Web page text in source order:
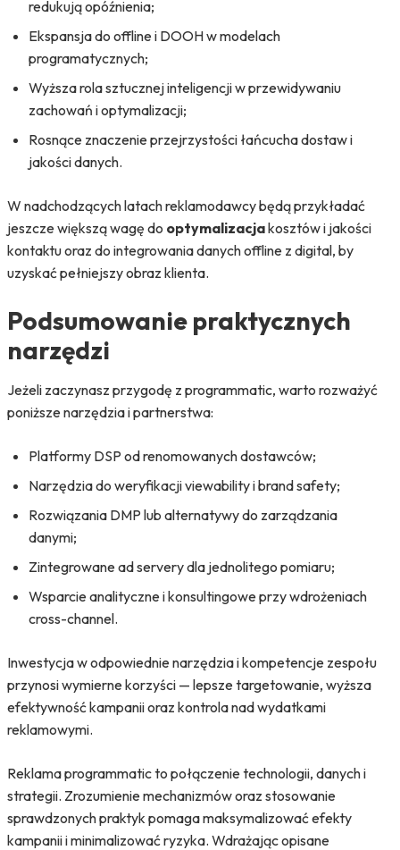
redukują opóźnienia;
Ekspansja do offline i DOOH w modelach
programatycznych;
Wyższa rola sztucznej inteligencji w przewidywaniu
zachowań i optymalizacji;
Rosnące znaczenie przejrzystości łańcucha dostaw i
jakości danych.
W nadchodzących latach reklamodawcy będą przykładać
jeszcze większą wagę do optymalizacjakosztów i jakości
kontaktu oraz do integrowania danych offline z digital, by
uzyskać pełniejszy obraz klienta.
Podsumowanie praktycznych
narzędzi
Jeżeli zaczynasz przygodę z programmatic, warto rozważyć
poniższe narzędzia i partnerstwa:
Platformy DSP od renomowanych dostawców;
Narzędzia do weryfikacji viewability i brand safety;
Rozwiązania DMP lub alternatywy do zarządzania
danymi;
Zintegrowane ad servery dla jednolitego pomiaru;
Wsparcie analityczne i konsultingowe przy wdrożeniach
cross-channel.
Inwestycja w odpowiednie narzędzia i kompetencje zespołu
przynosi wymierne korzyści — lepsze targetowanie, wyższa
efektywność kampanii oraz kontrola nad wydatkami
reklamowymi.
Reklama programmatic to połączenie technologii, danych i
strategii. Zrozumienie mechanizmów oraz stosowanie
sprawdzonych praktyk pomaga maksymalizować efekty
kampanii i minimalizować ryzyka. Wdrażając opisane